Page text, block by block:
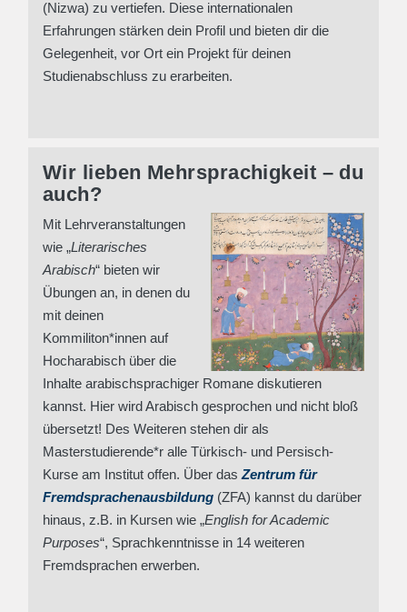
(Nizwa) zu vertiefen. Diese internationalen
Erfahrungen stärken dein Profil und bieten dir die
Gelegenheit, vor Ort ein Projekt für deinen
Studienabschluss zu erarbeiten.
Wir lieben Mehrsprachigkeit – du
auch?
M it Lehrveranstaltungen
wie „Literarisches
Arabisch“ bieten wir
Übungen an, in denen du
mit deinen
Kommiliton*innen auf
Hocharabisch über die
Inhalte arabischsprachiger Romane diskutieren
kannst. Hier wird Arabisch gesprochen und nicht bloß
übersetzt! Des Weiteren stehen dir als
Masterstudierende*r alle Türkisch- und Persisch-
Kurse am Institut offen. Über das Zentrum für
Fremdsprachenausbildung (ZFA) kannst du darüber
hinaus, z.B. in Kursen wie „English for Academic
Purposes“, Sprachkenntnisse in 14 weiteren
Fremdsprachen erwerben.